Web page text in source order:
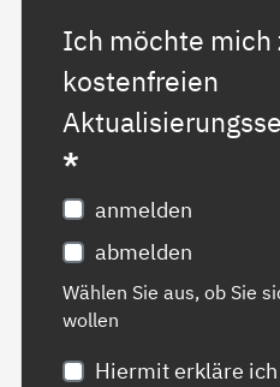
Ich möchte mich
kostenfreien
*
anmelden
abmelden
Wählen Sie aus, ob Sie
wollen
Hiermit erkläre